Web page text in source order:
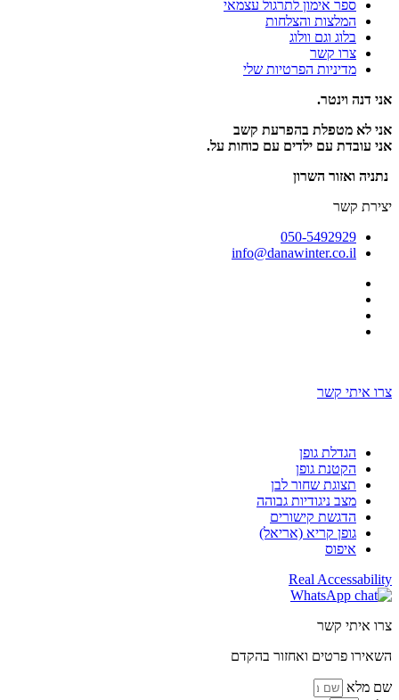
ספר אימון לתרגול עצמאי
המלצות והצלחות
בלוג וגם וולוג
צרו קשר
מדיניות הפרטיות שלי
אני דנה וינטר.
אני לא מטפלת בהפרעת קשב
אני עובדת עם ילדים עם כוחות על.
נתניה ואזור השרון
יצירת קשר
050-5492929
info@danawinter.co.il
צרו איתי קשר
הגדלת גופן
הקטנת גופן
תצוגת שחור לבן
מצב ניגודיות גבוהה
הדגשת קישורים
גופן קריא (אריאל)
איפוס
Real Accessability
צרו איתי קשר
השאירו פרטים ואחזור בהקדם
שם מלא